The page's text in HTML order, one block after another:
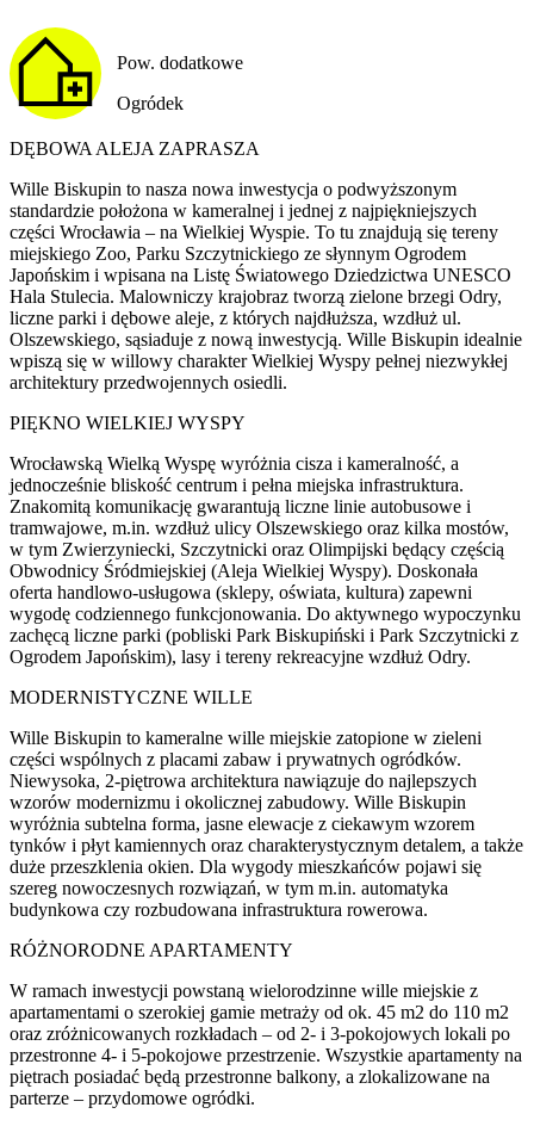
Pow. dodatkowe
Ogródek
DĘBOWA ALEJA ZAPRASZA
Wille Biskupin to nasza nowa inwestycja o podwyższonym
standardzie położona w kameralnej i jednej z najpiękniejszych
części Wrocławia – na Wielkiej Wyspie. To tu znajdują się tereny
miejskiego Zoo, Parku Szczytnickiego ze słynnym Ogrodem
Japońskim i wpisana na Listę Światowego Dziedzictwa UNESCO
Hala Stulecia. Malowniczy krajobraz tworzą zielone brzegi Odry,
liczne parki i dębowe aleje, z których najdłuższa, wzdłuż ul.
Olszewskiego, sąsiaduje z nową inwestycją. Wille Biskupin idealnie
wpiszą się w willowy charakter Wielkiej Wyspy pełnej niezwykłej
architektury przedwojennych osiedli.
PIĘKNO WIELKIEJ WYSPY
Wrocławską Wielką Wyspę wyróżnia cisza i kameralność, a
jednocześnie bliskość centrum i pełna miejska infrastruktura.
Znakomitą komunikację gwarantują liczne linie autobusowe i
tramwajowe, m.in. wzdłuż ulicy Olszewskiego oraz kilka mostów,
w tym Zwierzyniecki, Szczytnicki oraz Olimpijski będący częścią
Obwodnicy Śródmiejskiej (Aleja Wielkiej Wyspy). Doskonała
oferta handlowo-usługowa (sklepy, oświata, kultura) zapewni
wygodę codziennego funkcjonowania. Do aktywnego wypoczynku
zachęcą liczne parki (pobliski Park Biskupiński i Park Szczytnicki z
Ogrodem Japońskim), lasy i tereny rekreacyjne wzdłuż Odry.
MODERNISTYCZNE WILLE
Wille Biskupin to kameralne wille miejskie zatopione w zieleni
części wspólnych z placami zabaw i prywatnych ogródków.
Niewysoka, 2-piętrowa architektura nawiązuje do najlepszych
wzorów modernizmu i okolicznej zabudowy. Wille Biskupin
wyróżnia subtelna forma, jasne elewacje z ciekawym wzorem
tynków i płyt kamiennych oraz charakterystycznym detalem, a także
duże przeszklenia okien. Dla wygody mieszkańców pojawi się
szereg nowoczesnych rozwiązań, w tym m.in. automatyka
budynkowa czy rozbudowana infrastruktura rowerowa.
RÓŻNORODNE APARTAMENTY
W ramach inwestycji powstaną wielorodzinne wille miejskie z
apartamentami o szerokiej gamie metraży od ok. 45 m2 do 110 m2
oraz zróżnicowanych rozkładach – od 2- i 3-pokojowych lokali po
przestronne 4- i 5-pokojowe przestrzenie. Wszystkie apartamenty na
piętrach posiadać będą przestronne balkony, a zlokalizowane na
parterze – przydomowe ogródki.